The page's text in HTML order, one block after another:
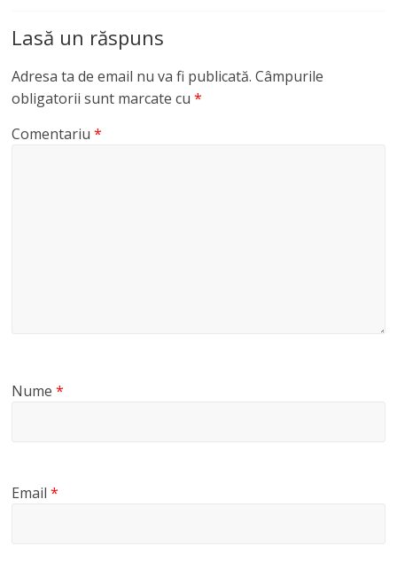
Lasă un răspuns
Adresa ta de email nu va fi publicată. Câmpurile
obligatorii sunt marcate cu*
Comentariu*
Nume*
Email*